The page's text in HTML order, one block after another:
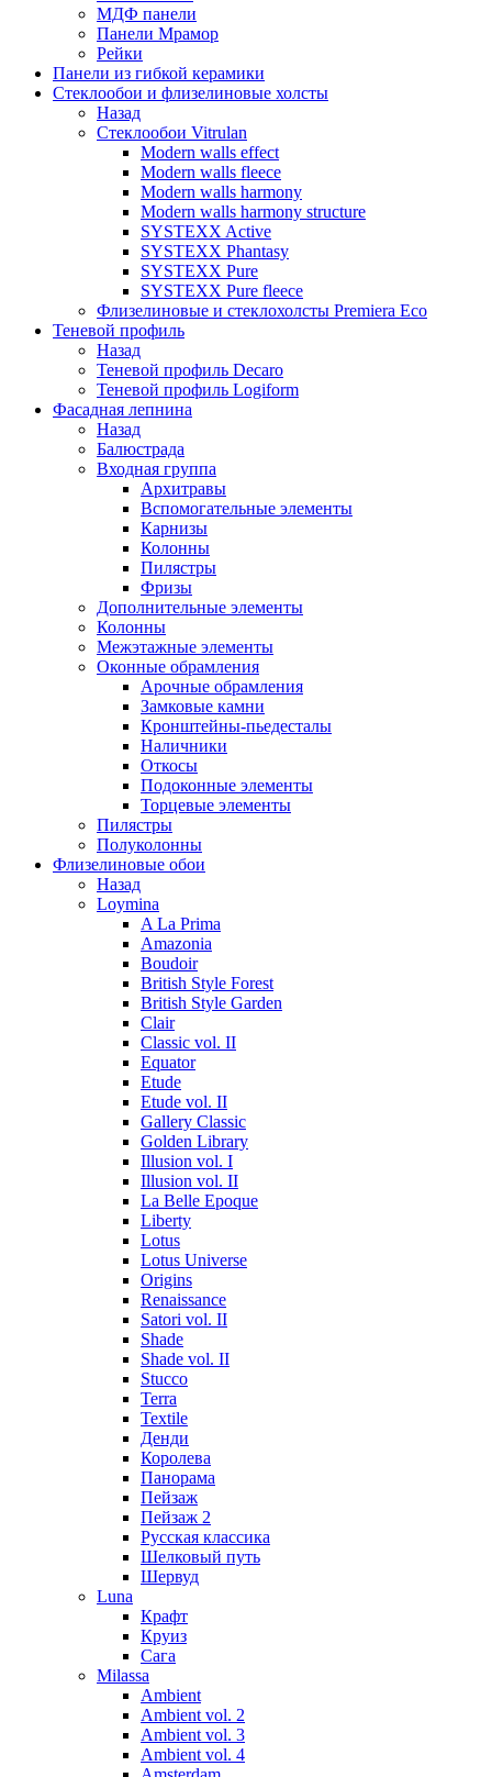
МДФ панели
Панели Мрамор
Рейки
Панели из гибкой керамики
Стеклообои и флизелиновые холсты
Назад
Стеклообои Vitrulan
Modern walls effect
Modern walls fleece
Modern walls harmony
Modern walls harmony structure
SYSTEXX Active
SYSTEXX Phantasy
SYSTEXX Pure
SYSTEXX Pure fleece
Флизелиновые и стеклохолсты Premiera Eco
Теневой профиль
Назад
Теневой профиль Decaro
Теневой профиль Logiform
Фасадная лепнина
Назад
Балюстрада
Входная группа
Архитравы
Вспомогательные элементы
Карнизы
Колонны
Пилястры
Фризы
Дополнительные элементы
Колонны
Межэтажные элементы
Оконные обрамления
Арочные обрамления
Замковые камни
Кронштейны-пьедесталы
Наличники
Откосы
Подоконные элементы
Торцевые элементы
Пилястры
Полуколонны
Флизелиновые обои
Назад
Loymina
A La Prima
Amazonia
Boudoir
British Style Forest
British Style Garden
Clair
Classic vol. II
Equator
Etude
Etude vol. II
Gallery Classic
Golden Library
Illusion vol. I
Illusion vol. II
La Belle Epoque
Liberty
Lotus
Lotus Universe
Origins
Renaissance
Satori vol. II
Shade
Shade vol. II
Stucco
Terra
Textile
Денди
Королева
Панорама
Пейзаж
Пейзаж 2
Русская классика
Шелковый путь
Шервуд
Luna
Крафт
Круиз
Сага
Milassa
Ambient
Ambient vol. 2
Ambient vol. 3
Ambient vol. 4